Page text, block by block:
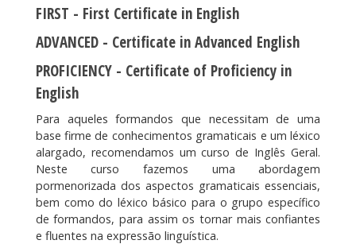
FIRST - First Certificate in English
ADVANCED - Certificate in Advanced English
PROFICIENCY - Certificate of Proficiency in
English
Para aqueles formandos que necessitam de uma
base firme de conhecimentos gramaticais e um léxico
alargado, recomendamos um curso de Inglês Geral.
Neste curso fazemos uma abordagem
pormenorizada dos aspectos gramaticais essenciais,
bem como do léxico básico para o grupo específico
de formandos, para assim os tornar mais confiantes
e fluentes na expressão linguística.